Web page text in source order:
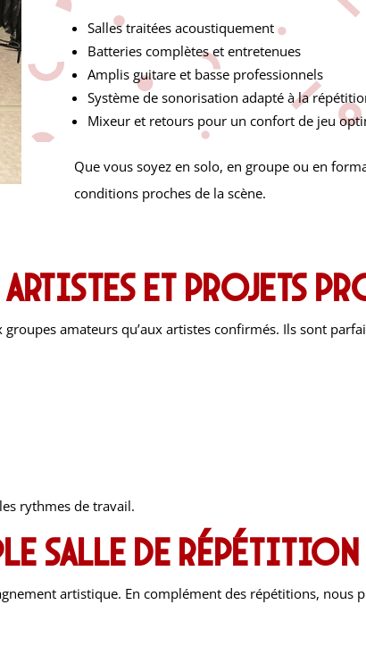
Salles traitées acoustiquement
Batteries complètes et entretenues
Amplis guitare et basse professionnels
Système de sonorisation adapté à la
Mixeur et retours pour un confort de jeu
Que vous soyez en solo, en groupe ou en
conditions proches de la scène.
et projets
groupes amateurs qu’aux artistes confirmés. Ils sont
rythmes de travail.
salle de répétition
artistique. En complément des répétitions, nous